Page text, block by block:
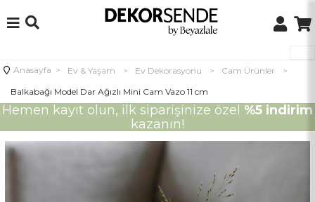
Anasayfa > Ev & Yaşam > Ev Dekorasyonu > Cam Ürünler
>
Balkabağı Model Dar Ağızlı Mini Cam Vazo 11 cm
Hemen kayıt olun, ilk siparişinize özel %5 indirim
kazanın!